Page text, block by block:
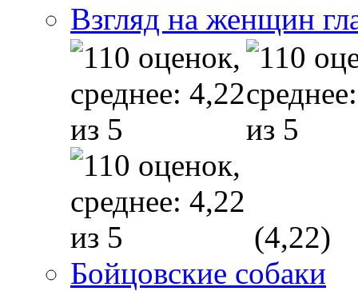
Взгляд на женщин
(4,22)
Бойцовские собаки